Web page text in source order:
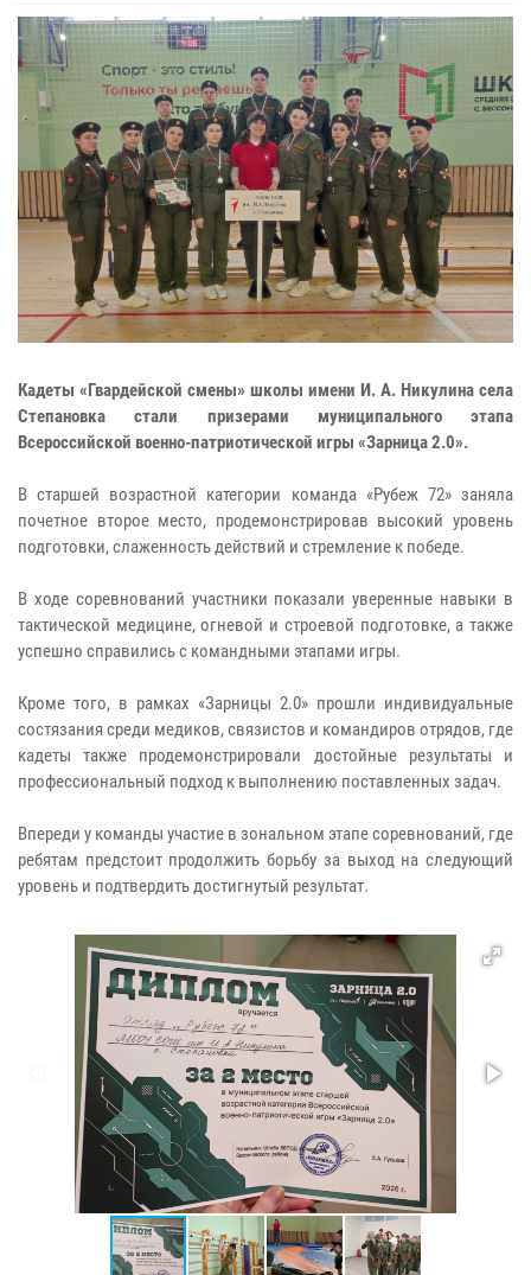
Кадеты «Гвардейской смены» школы имени И. А. Никулина села
Степановка стали призерами муниципального этапа
Всероссийской военно-патриотической игры «Зарница 2.0».
В старшей возрастной категории команда «Рубеж 72» заняла
почетное второе место, продемонстрировав высокий уровень
подготовки, слаженность действий и стремление к победе.
В ходе соревнований участники показали уверенные навыки в
тактической медицине, огневой и строевой подготовке, а также
успешно справились с командными этапами игры.
Кроме того, в рамках «Зарницы 2.0» прошли индивидуальные
состязания среди медиков, связистов и командиров отрядов, где
кадеты также продемонстрировали достойные результаты и
профессиональный подход к выполнению поставленных задач.
Впереди у команды участие в зональном этапе соревнований, где
ребятам предстоит продолжить борьбу за выход на следующий
уровень и подтвердить достигнутый результат.